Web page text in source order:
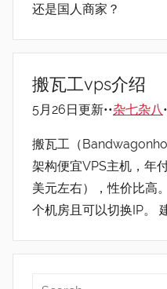
还是国人商家？
搬瓦工vps介绍
5月26日更新••杂七杂八
搬瓦工（
架构便宜VPS主机，年
美元左右），性价比高
个机房且可以切换IP。